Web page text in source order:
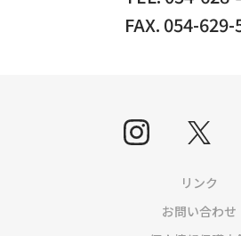
FAX. 054-
リンク
お問い合わせ